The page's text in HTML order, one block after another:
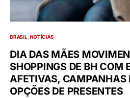
BRASIL NOTÍCIAS
DIA DAS MÃES
SHOPPINGS DE BH COM
AFETIVAS, CAMPANHAS
OPÇÕES DE PRESENTES